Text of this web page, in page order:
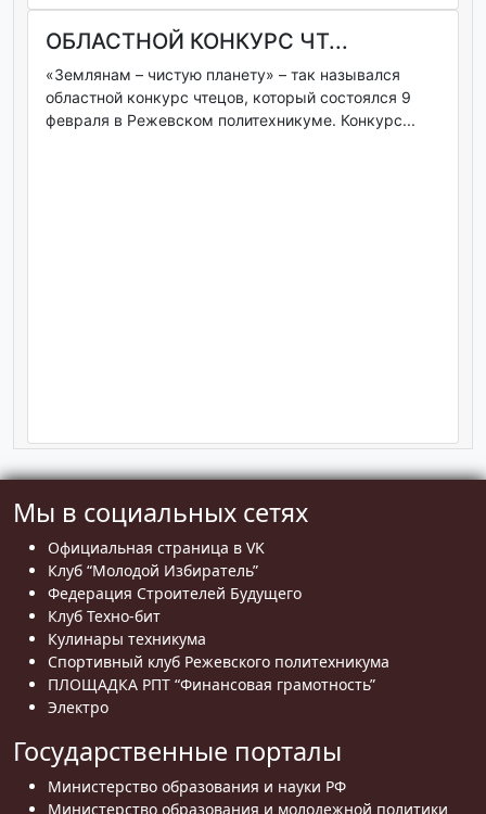
ОБЛАСТНОЙ КОНКУРС ЧТ...
«Землянам – чистую планету» – так назывался
областной конкурс чтецов, который состоялся 9
февраля в Режевском политехникуме. Конкурс...
Мы в социальных сетях
Официальная страница в VK
Клуб “Молодой Избиратель”
Федерация Строителей Будущего
Клуб Техно-бит
Кулинары техникума
Спортивный клуб Режевского политехникума
ПЛОЩАДКА РПТ “Финансовая грамотность”
Электро
Государственные порталы
Министерство образования и науки РФ
Министерство образования и молодежной политики